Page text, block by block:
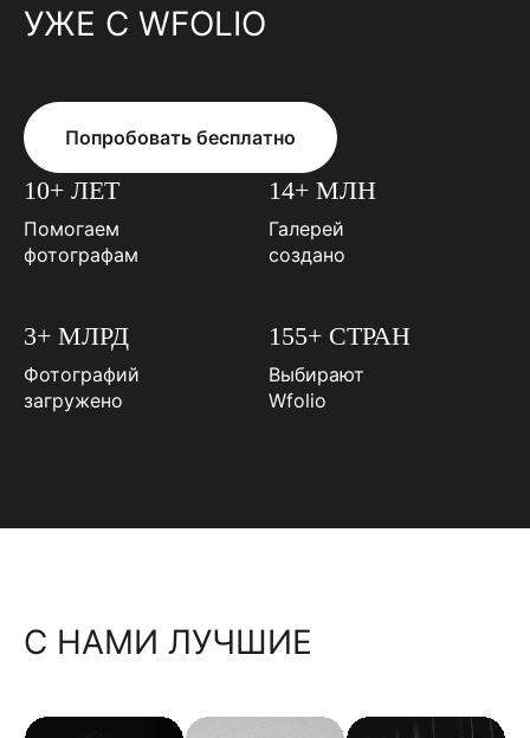
УЖЕ С WFOLIO
Попробовать бесплатно
10+ ЛЕТ
Помогаем
фотографам
14+ МЛН
Галерей
создано
3+ МЛРД
Фотографий
загружено
155+ СТРАН
Выбирают
Wfolio
С НАМИ ЛУЧШИЕ